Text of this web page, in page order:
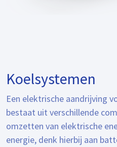
Koelsystemen
Een elektrische aandrijving
bestaat uit verschillende
omzetten van elektrische
energie, denk hierbij aan